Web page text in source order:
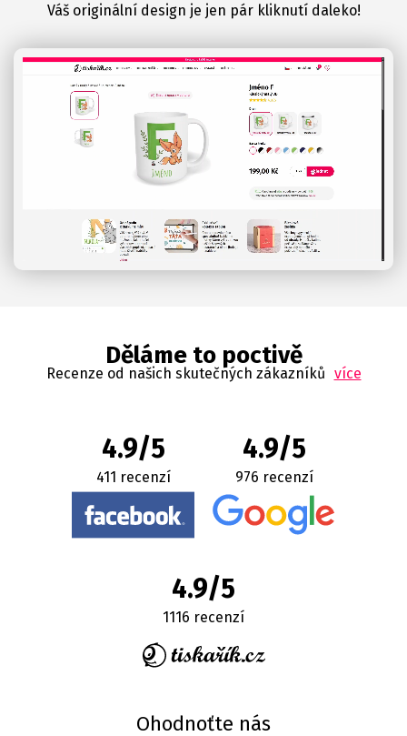
Váš originální design je jen pár kliknutí daleko!
Děláme to poctivě
Recenze od našich skutečných zákazníků více
4.9/5
411 recenzí
4.9/5
976 recenzí
4.9/5
1116 recenzí
Ohodnoťte nás